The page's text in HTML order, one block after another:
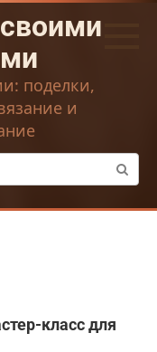
поделки,
и
класс для